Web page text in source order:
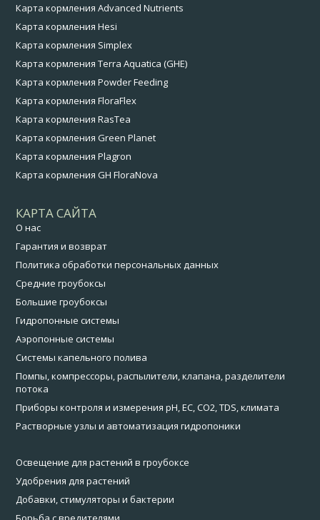
Карта кормления Advanced Nutrients
Карта кормления Hesi
Карта кормления Simplex
Карта кормления Terra Aquatica (GHE)
Карта кормления Powder Feeding
Карта кормления FloraFlex
Карта кормления RasTea
Карта кормления Green Planet
Карта кормления Plagron
Карта кормления GH FloraNova
КАРТА САЙТА
О нас
Гарантия и возврат
Политика обработки персональных данных
Средние гроубоксы
Большие гроубоксы
Гидропонные системы
Аэропонные системы
Системы капельного полива
Помпы, компрессоры, распылители, клапана, разделители
потока
Приборы контроля и измерения pH, EC, CO2, TDS, климата
Растворные узлы и автоматизация гидропоники
Освещение для растений в гроубоксе
Удобрения для растений
Добавки, стимуляторы и бактерии